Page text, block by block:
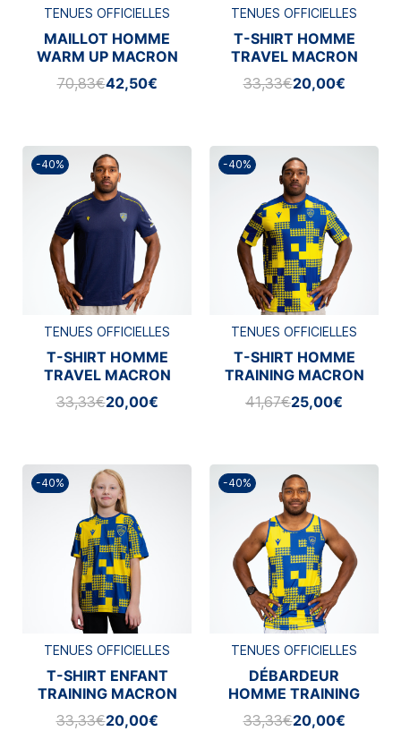
TENUES OFFICIELLES
MAILLOT HOMME
WARM UP MACRON
2025/2026
70,83€42,50€
TENUES OFFICIELLES
T-SHIRT HOMME
TRAVEL MACRON
2025/2026
33,33€20,00€
-40%
TENUES OFFICIELLES
T-SHIRT HOMME
TRAVEL MACRON
2025/2026
33,33€20,00€
-40%
TENUES OFFICIELLES
T-SHIRT HOMME
TRAINING MACRON
2025/2026
41,67€25,00€
-40%
TENUES OFFICIELLES
T-SHIRT ENFANT
TRAINING MACRON
2025/2026
33,33€20,00€
-40%
TENUES OFFICIELLES
DÉBARDEUR
HOMME TRAINING
MACRON 2025/2026
33,33€20,00€